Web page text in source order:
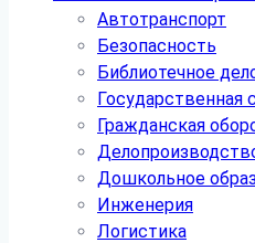
Автотранспорт
Безопасность
Библиотечное
Государственная
Гражданская
Дошкольное
Инженерия
Логистика